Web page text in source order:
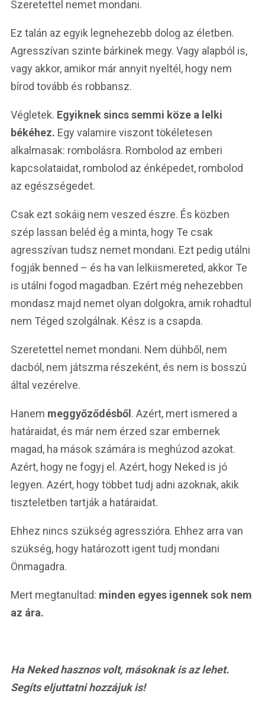
Szeretettel nemet mondani.
Ez talán az egyik legnehezebb dolog az életben.
Agresszívan szinte bárkinek megy. Vagy alapból is,
vagy akkor, amikor már annyit nyeltél, hogy nem
bírod tovább és robbansz.
Végletek. Egyiknek sincs semmi köze a lelki
békéhez. Egy valamire viszont tökéletesen
alkalmasak: rombolásra. Rombolod az emberi
kapcsolataidat, rombolod az énképedet, rombolod
az egészségedet.
Csak ezt sokáig nem veszed észre. És közben
szép lassan beléd ég a minta, hogy Te csak
agresszívan tudsz nemet mondani. Ezt pedig utálni
fogják benned – és ha van lelkiismereted, akkor Te
is utálni fogod magadban. Ezért még nehezebben
mondasz majd nemet olyan dolgokra, amik rohadtul
nem Téged szolgálnak. Kész is a csapda.
Szeretettel nemet mondani. Nem dühből, nem
dacból, nem játszma részeként, és nem is bosszú
által vezérelve.
Hanem meggyőződésből . Azért, mert ismered a
határaidat, és már nem érzed szar embernek
magad, ha mások számára is meghúzod azokat.
Azért, hogy ne fogyj el. Azért, hogy Neked is jó
legyen. Azért, hogy többet tudj adni azoknak, akik
tiszteletben tartják a határaidat.
Ehhez nincs szükség agresszióra. Ehhez arra van
szükség, hogy határozott igent tudj mondani
Önmagadra.
Mert megtanultad: minden egyes igennek sok nem
az ára.
Ha Neked hasznos volt, másoknak is az lehet.
Segíts eljuttatni hozzájuk is!